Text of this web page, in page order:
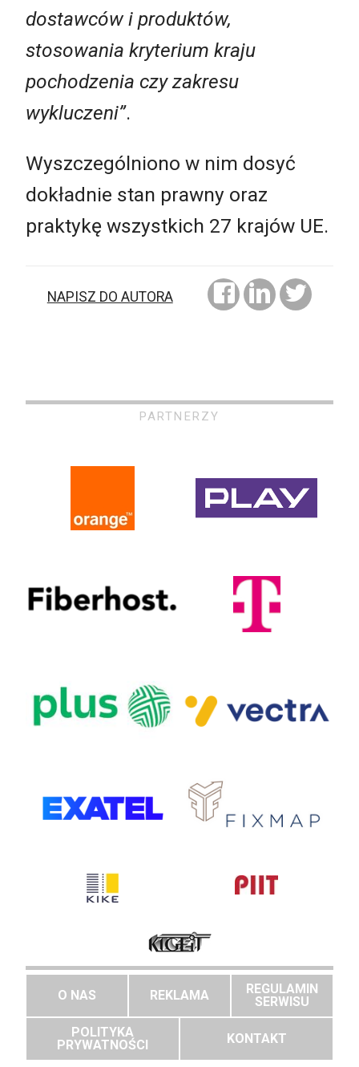
dostawców i produktów,
stosowania kryterium kraju
pochodzenia czy zakresu
wykluczeni”.
Wyszczególniono w nim dosyć
dokładnie stan prawny oraz
praktykę wszystkich 27 krajów UE.
NAPISZ DO AUTORA
PARTNERZY
O NAS REKLAMA
REGULAMIN
SERWISU
POLITYKA
PRYWATNOŚCI
KONTAKT